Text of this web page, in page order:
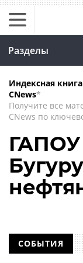
Разделы
Индексная
CNews*
Получите все
CNews по
ГАПОУ
СОБЫТИЯ